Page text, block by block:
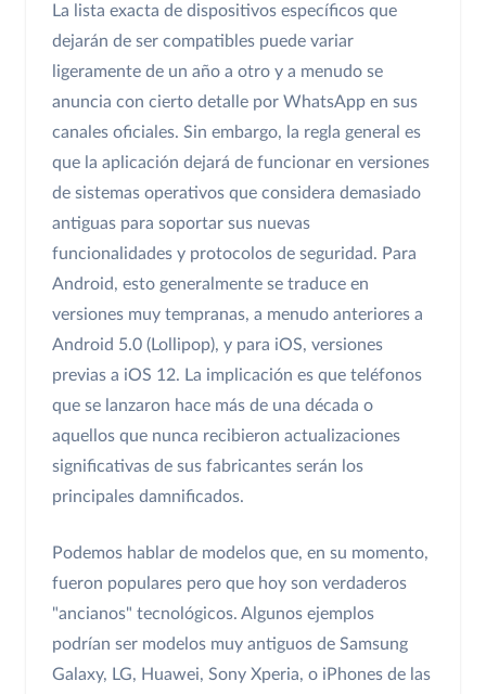
La lista exacta de dispositivos específicos que
dejarán de ser compatibles puede variar
ligeramente de un año a otro y a menudo se
anuncia con cierto detalle por WhatsApp en sus
canales oficiales. Sin embargo, la regla general es
que la aplicación dejará de funcionar en versiones
de sistemas operativos que considera demasiado
antiguas para soportar sus nuevas
funcionalidades y protocolos de seguridad. Para
Android, esto generalmente se traduce en
versiones muy tempranas, a menudo anteriores a
Android 5.0 (Lollipop), y para iOS, versiones
previas a iOS 12. La implicación es que teléfonos
que se lanzaron hace más de una década o
aquellos que nunca recibieron actualizaciones
significativas de sus fabricantes serán los
principales damnificados.
Podemos hablar de modelos que, en su momento,
fueron populares pero que hoy son verdaderos
"ancianos" tecnológicos. Algunos ejemplos
podrían ser modelos muy antiguos de Samsung
Galaxy, LG, Huawei, Sony Xperia, o iPhones de las